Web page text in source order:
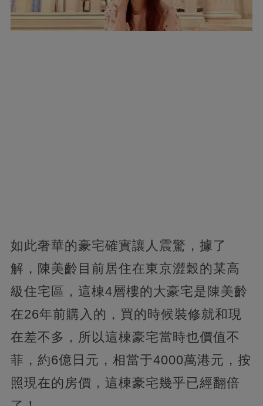
如此奢華的豪宅確實讓人震驚，據了
解，陳美齡目前居住在東京澀穀的某高
級住宅區，這棟4層樓的大豪宅是陳美齡
在26年前購入的，買的時候裝修就和現
在差不多，所以這棟豪宅當時也價值不
菲，約6億日元，相當于4000萬港元，按
照現在的房價，這棟豪宅幾乎已經翻倍